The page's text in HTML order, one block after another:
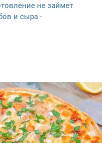
не займет
и сыра -